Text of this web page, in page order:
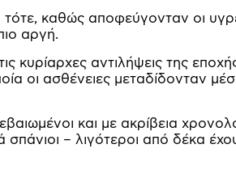
τότε, καθώς αποφεύγονταν οι
αργή.
κυρίαρχες αντιλήψεις της
οι ασθένειες μεταδίδονταν
και με ακρίβεια
– λιγότεροι από δέκα